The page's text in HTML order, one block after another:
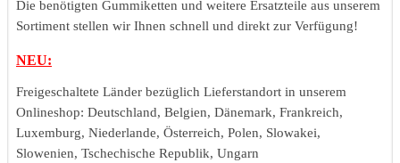
Die benötigten Gummiketten und weitere Ersatzteile aus unserem
Sortiment stellen wir Ihnen schnell und direkt zur Verfügung!
NEU:
Freigeschaltete Länder bezüglich Lieferstandort in unserem
Onlineshop: Deutschland, Belgien, Dänemark, Frankreich,
Luxemburg, Niederlande, Österreich, Polen, Slowakei,
Slowenien, Tschechische Republik, Ungarn